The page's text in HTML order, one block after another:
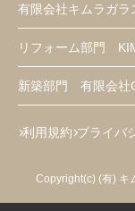
有限会社キムラガラ
リフォーム部門
新築部門 有限会社
利用規約 プライバ
Copyright(c) (有) キ